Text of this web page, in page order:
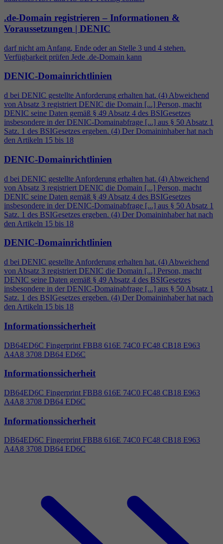
.de-Domain registrieren – Informationen &
Voraussetzungen | DENIC
darf nicht am Anfang, Ende oder an Stelle 3 und 4 stehen.
Verfügbarkeit prüfen Jede .de-Domain kann
DENIC-Domainrichtlinien
d bei DENIC gestellte Anforderung erhalten hat. (4) Abweichend
von Absatz 3 registriert DENIC die Domain [...] Person, macht
DENIC seine Daten gemäß § 49 Absatz 4 des BSIGesetzes
insbesondere in der DENIC-Domainabfrage [...] aus § 50 Absatz 1
Satz. 1 des BSIGesetzes ergeben. (4) Der Domaininhaber hat nach
den Artikeln 15 bis 18
DENIC-Domainrichtlinien
d bei DENIC gestellte Anforderung erhalten hat. (4) Abweichend
von Absatz 3 registriert DENIC die Domain [...] Person, macht
DENIC seine Daten gemäß § 49 Absatz 4 des BSIGesetzes
insbesondere in der DENIC-Domainabfrage [...] aus § 50 Absatz 1
Satz. 1 des BSIGesetzes ergeben. (4) Der Domaininhaber hat nach
den Artikeln 15 bis 18
DENIC-Domainrichtlinien
d bei DENIC gestellte Anforderung erhalten hat. (4) Abweichend
von Absatz 3 registriert DENIC die Domain [...] Person, macht
DENIC seine Daten gemäß § 49 Absatz 4 des BSIGesetzes
insbesondere in der DENIC-Domainabfrage [...] aus § 50 Absatz 1
Satz. 1 des BSIGesetzes ergeben. (4) Der Domaininhaber hat nach
den Artikeln 15 bis 18
Informationssicherheit
DB64ED6C Fingerprint FBB8 616E 74C0 FC48 CB18 E963
A4A8 3708 DB64 ED6C
Informationssicherheit
DB64ED6C Fingerprint FBB8 616E 74C0 FC48 CB18 E963
A4A8 3708 DB64 ED6C
Informationssicherheit
DB64ED6C Fingerprint FBB8 616E 74C0 FC48 CB18 E963
A4A8 3708 DB64 ED6C